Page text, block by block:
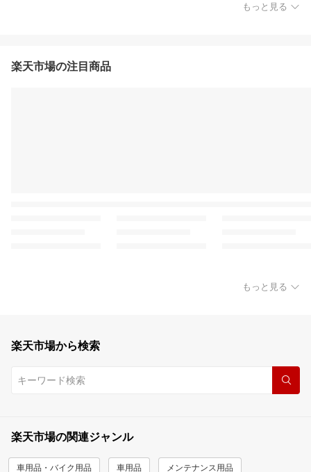
もっと見る
楽天市場の注目商品
もっと見る
楽天市場から検索
楽天市場の関連ジャンル
車用品・バイク用品 車用品 メンテナンス用品